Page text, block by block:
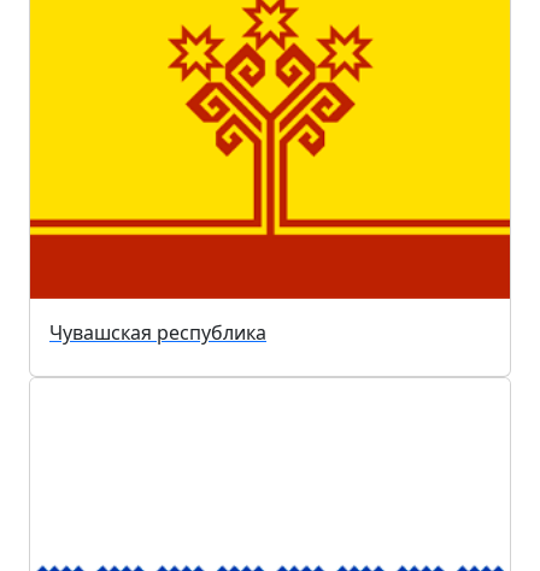
Чувашская республика